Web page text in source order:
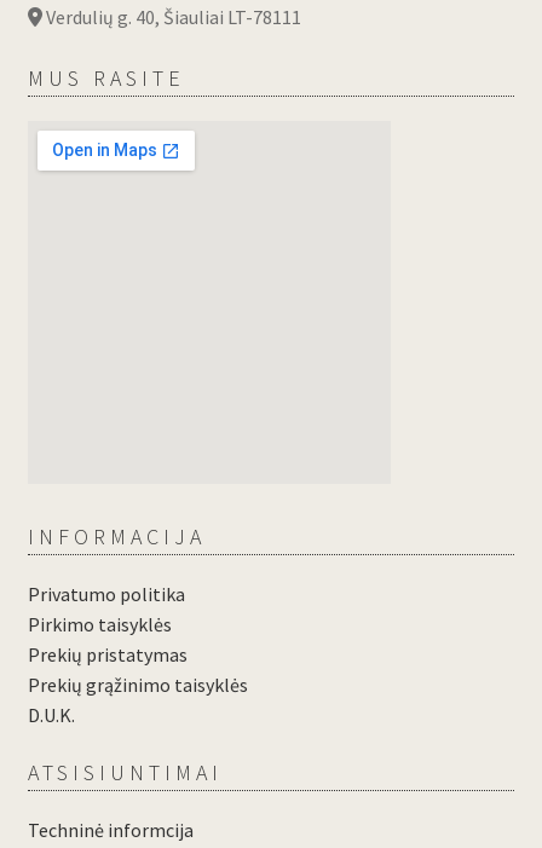
Verdulių g. 40, Šiauliai LT-78111
MUS RASITE
INFORMACIJA
Privatumo politika
Pirkimo taisyklės
Prekių pristatymas
Prekių grąžinimo taisyklės
D.U.K.
ATSISIUNTIMAI
Techninė informcija